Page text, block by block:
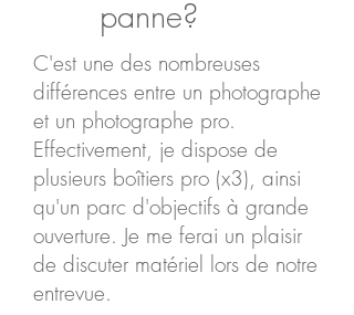
panne?
C'est une des nombreuses
différences entre un photographe
et un photographe pro.
Effectivement, je dispose de
plusieurs boîtiers pro (x3), ainsi
qu'un parc d'objectifs à grande
ouverture. Je me ferai un plaisir
de discuter matériel lors de notre
entrevue.